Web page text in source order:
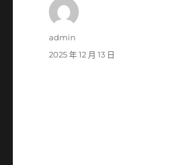
作
admin
發
2025 年 12 月 13 日